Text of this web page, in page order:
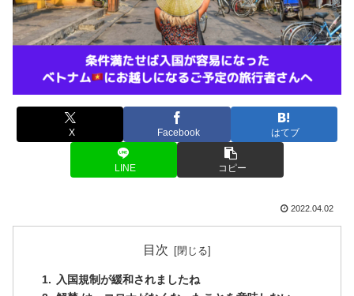
X Facebook はてブ
LINE コピー
2022.04.02
目次
入国規制が緩和されましたね